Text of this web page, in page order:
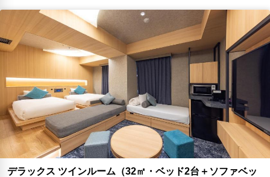
デラックス ツインルーム（32㎡・ベッド2台＋ソファベッ